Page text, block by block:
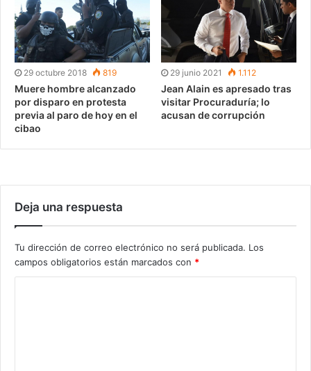
29 octubre 2018 819
Muere hombre alcanzado
por disparo en protesta
previa al paro de hoy en el
cibao
29 junio 2021 1.112
Jean Alain es apresado tras
visitar Procuraduría; lo
acusan de corrupción
Deja una respuesta
Tu dirección de correo electrónico no será publicada. Los
campos obligatorios están marcados con *